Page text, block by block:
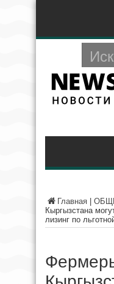
Главная
Кыргызстана
лизинг по